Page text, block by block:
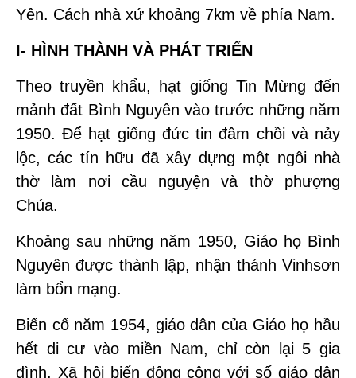
Yên. Cách nhà xứ khoảng 7km về phía Nam.
I- HÌNH THÀNH VÀ PHÁT TRIỂN
Theo truyền khẩu, hạt giống Tin Mừng đến
mảnh đất Bình Nguyên vào trước những năm
1950. Để hạt giống đức tin đâm chồi và nảy
lộc, các tín hữu đã xây dựng một ngôi nhà
thờ làm nơi cầu nguyện và thờ phượng
Chúa.
Khoảng sau những năm 1950, Giáo họ Bình
Nguyên được thành lập, nhận thánh Vinhsơn
làm bổn mạng.
Biến cố năm 1954, giáo dân của Giáo họ hầu
hết di cư vào miền Nam, chỉ còn lại 5 gia
đình. Xã hội biến động cộng với số giáo dân